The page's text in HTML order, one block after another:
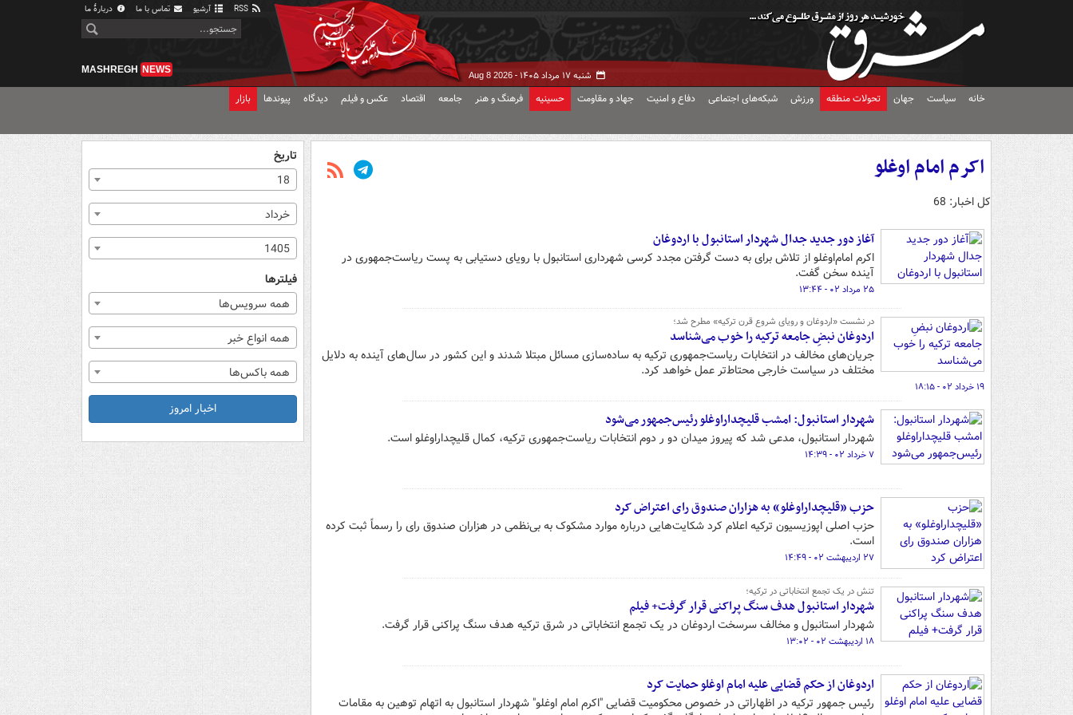
آرشیو تماس با ما دربارهٔ ما
شنبه ۱۷ مرداد ۱۴۰۵ - Aug 8 2026
MASHREGH NEWS
خانه سیاست جهان تحولات منطقه ورزش شبکه‌های اجتماعی دفاع و امنیت جهاد و مقاومت حسینیه فرهنگ و هنر جامعه اقتصاد عکس و فیلم دیدگاه پیوندها بازار
اکرم امام اوغلو
کل اخبار: 68
آغاز دور جدید جدال شهردار استانبول با اردوغان
اکرم امام‌اوغلو از تلاش برای به دست گرفتن مجدد کرسی شهرداری استانبول با رویای دستیابی به پست ریاست‌جمهوری در
آینده سخن گفت.
۲۵ مرداد ۰۲ - ۱۳:۴۴
در نشست «اردوغان و رویای شروع قرن ترکیه» مطرح شد؛
اردوغان نبضِ جامعه ترکیه را خوب می‌شناسد
جریان‌های مخالف در انتخابات ریاست‌جمهوری ترکیه به ساده‌سازی مسائل مبتلا شدند و این کشور در سال‌های آینده به دلایل
مختلف در سیاست خارجی محتاط‌تر عمل خواهد کرد.
۱۹ خرداد ۰۲ - ۱۸:۱۵
شهردار استانبول: امشب قلیچداراوغلو رئیس‌جمهور می‌شود
شهردار استانبول، مدعی شد که پیروز میدان دو ر دوم انتخابات ریاست‌جمهوری ترکیه، کمال قلیچداراوغلو است.
۷ خرداد ۰۲ - ۱۴:۳۹
حزب «قلیچداراوغلو» به هزاران صندوق رای اعتراض کرد
حزب اصلی اپوزیسیون ترکیه اعلام کرد شکایت‌هایی درباره موارد مشکوک به بی‌نظمی‌ در هزاران صندوق رای را رسماً ثبت کرده
است.
۲۷ اردیبهشت ۰۲ - ۱۴:۴۹
تنش در یک تجمع انتخاباتی در ترکیه؛
شهردار استانبول هدف سنگ پراکنی قرار گرفت+ فیلم
شهردار استانبول و مخالف سرسخت اردوغان در یک تجمع انتخاباتی در شرق ترکیه هدف سنگ پراکنی قرار گرفت.
۱۸ اردیبهشت ۰۲ - ۱۳:۰۲
اردوغان از حکم قضایی علیه امام اوغلو حمایت کرد
رئیس جمهور ترکیه در اظهاراتی در خصوص محکومیت قضایی "اکرم امام اوغلو" شهردار استانبول به اتهام توهین به مقامات
تاریخ
18
خرداد
1405
فیلترها
همه سرویس‌ها
همه انواع خبر
همه باکس‌ها
اخبار امروز